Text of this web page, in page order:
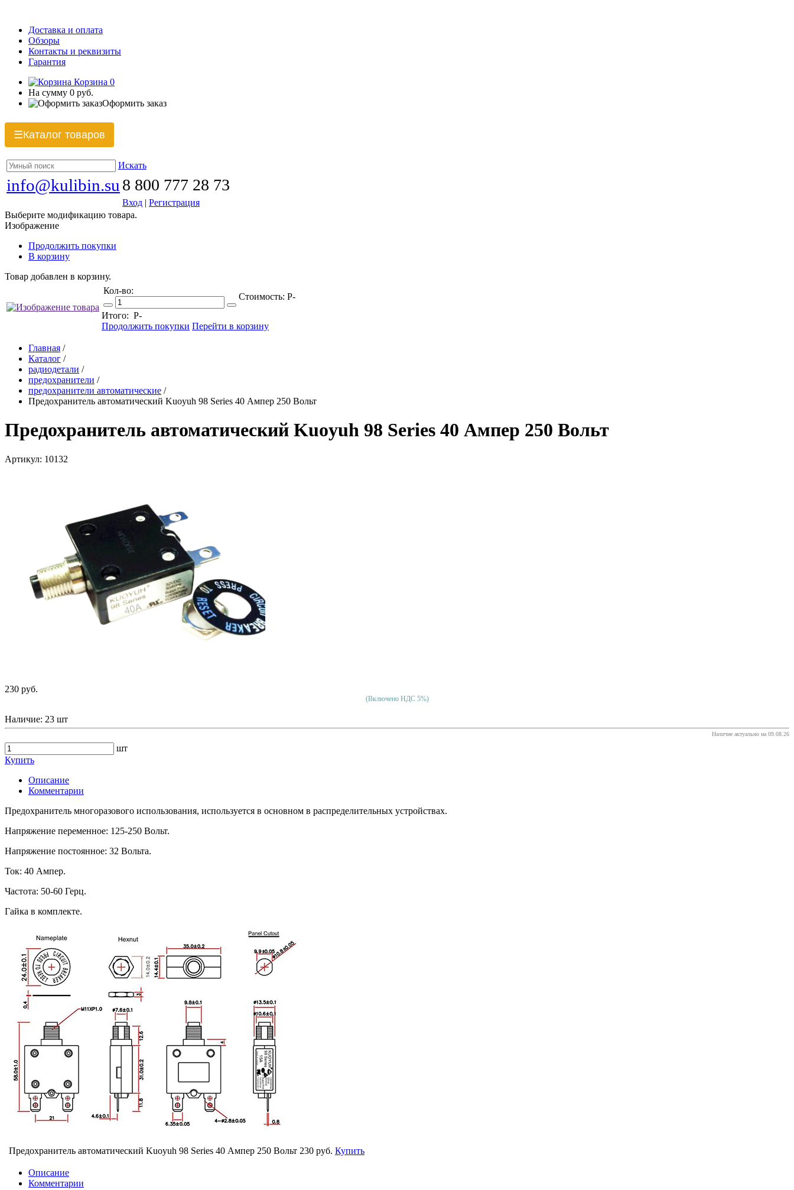
Доставка и оплата
Обзоры
Контакты и реквизиты
Гарантия
Корзина 0
На сумму 0 руб.
Оформить заказ
☰Каталог товаров
Искать
info@kulibin.su 8 800 777 28 73
Вход | Регистрация
Выберите модификацию товара.
Изображение
Продолжить покупки
В корзину
Товар добавлен в корзину.
Кол-во:
Стоимость: Р-
Итого: Р-
Продолжить покупки Перейти в корзину
Главная /
Каталог /
радиодетали /
предохранители /
предохранители автоматические /
Предохранитель автоматический Kuoyuh 98 Series 40 Ампер 250 Вольт
Предохранитель автоматический Kuoyuh 98 Series 40 Ампер 250 Вольт
Артикул: 10132
230 руб.
(Включено НДС 5%)
Наличие: 23 шт
Наличие актуально на 09.08.26
шт
Купить
Описание
Комментарии
Предохранитель многоразового использования, используется в основном в распределительных устройствах.
Напряжение переменное: 125-250 Вольт.
Напряжение постоянное: 32 Вольта.
Ток: 40 Ампер.
Частота: 50-60 Герц.
Гайка в комплекте.
Предохранитель автоматический Kuoyuh 98 Series 40 Ампер 250 Вольт 230 руб. Купить
Описание
Комментарии